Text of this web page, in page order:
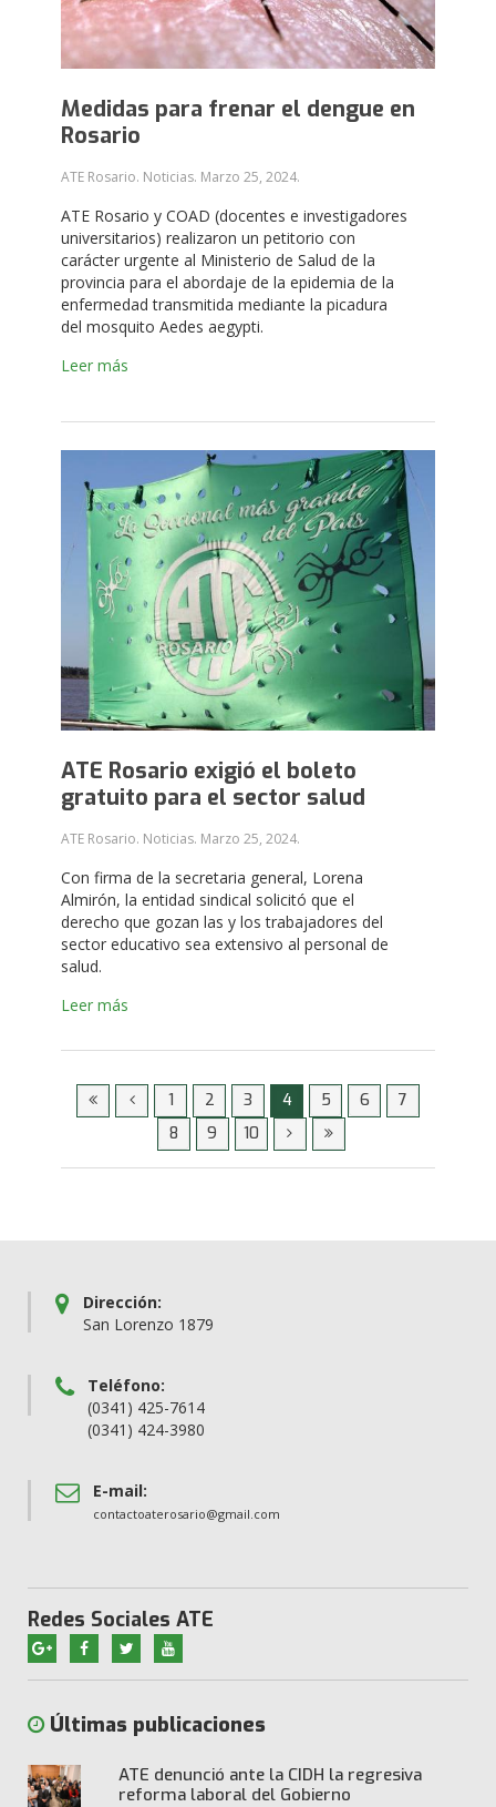
Medidas para frenar el dengue en
Rosario
ATE Rosario. Noticias. Marzo 25, 2024.
ATE Rosario y COAD (docentes e investigadores
universitarios) realizaron un petitorio con
carácter urgente al Ministerio de Salud de la
provincia para el abordaje de la epidemia de la
enfermedad transmitida mediante la picadura
del mosquito Aedes aegypti.
Leer más
ATE Rosario exigió el boleto
gratuito para el sector salud
ATE Rosario. Noticias. Marzo 25, 2024.
Con firma de la secretaria general, Lorena
Almirón, la entidad sindical solicitó que el
derecho que gozan las y los trabajadores del
sector educativo sea extensivo al personal de
salud.
Leer más
1 2 3 4 5 6
7
8
9 10
Dirección:
San Lorenzo 1879
Teléfono:
(0341) 425-7614
(0341) 424-3980
E-mail:
contactoaterosario@gmail.com
Redes Sociales ATE
Últimas publicaciones
ATE denunció ante la CIDH la regresiva
reforma laboral del Gobierno